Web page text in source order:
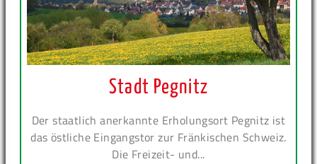
Stadt Pegnitz
Der staatlich anerkannte Erholungsort Pegnitz ist
das östliche Eingangstor zur Fränkischen Schweiz.
Die Freizeit- und...